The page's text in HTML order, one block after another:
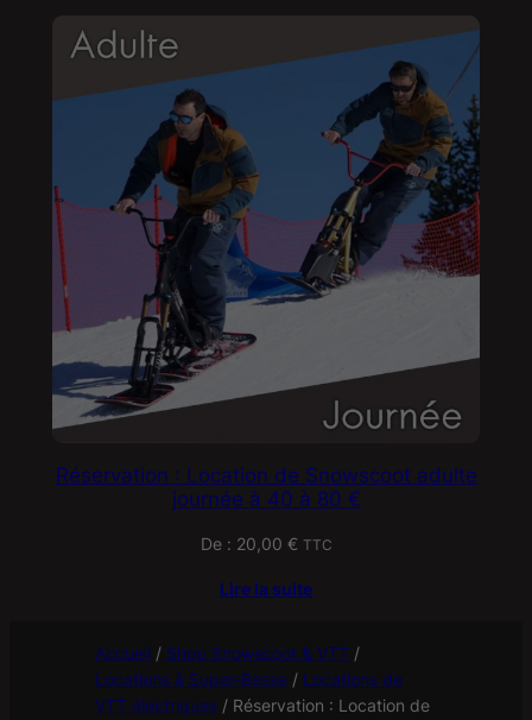
Réservation : Location de Snowscoot adulte
journée à 40 à 80 €
De : 20,00 € TTC
Lire la suite
Accueil / Shop Snowscoot & VTT /
Locations à Super-Besse/ Locations de
VTT électriques/ Réservation : Location de